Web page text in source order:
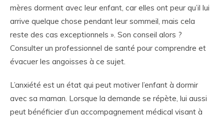
mères dorment avec leur enfant, car elles ont peur qu’il lui
arrive quelque chose pendant leur sommeil, mais cela
reste des cas exceptionnels ». Son conseil alors ?
Consulter un professionnel de santé pour comprendre et
évacuer les angoisses à ce sujet.
L’anxiété est un état qui peut motiver l’enfant à dormir
avec sa maman. Lorsque la demande se répète, lui aussi
peut bénéficier d’un accompagnement médical visant à